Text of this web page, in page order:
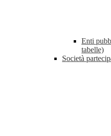
Enti
tabelle)
Società